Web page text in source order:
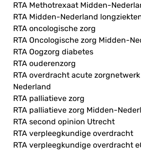
RTA Methotrexaat Midden-
RTA Midden-Nederland
RTA oncologische zorg
RTA Oncologische zorg Midden-
RTA Oogzorg diabetes
RTA ouderenzorg
RTA overdracht acute
Nederland
RTA palliatieve zorg
RTA palliatieve zorg Midden-
RTA second opinion Utrecht
RTA verpleegkundige overdracht
RTA verpleegkundige overdracht